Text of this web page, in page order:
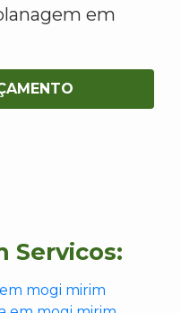
em
Servicos:
mogi mirim